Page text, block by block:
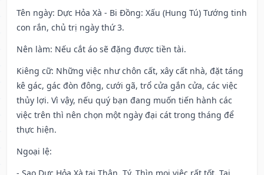
Tên ngày: Dực Hỏa Xà - Bi Đồng: Xấu (Hung Tú) Tướng tinh
con rắn, chủ trị ngày thứ 3.
Nên làm: Nếu cắt áo sẽ đặng được tiền tài.
Kiêng cữ: Những việc như chôn cất, xây cất nhà, đặt táng
kê gác, gác đòn đông, cưới gã, trổ cửa gắn cửa, các việc
thủy lợi. Vì vậy, nếu quý bạn đang muốn tiến hành các
việc trên thì nên chọn một ngày đại cát trong tháng để
thực hiện.
Ngoại lệ: